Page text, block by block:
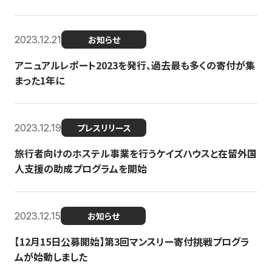
2023.12.21 お知らせ
アニュアルレポート2023を発行、過去最も多くの寄付が集
まった1年に
2023.12.19 プレスリリース
旅行者向けのホステル事業を行うケイズハウスと在留外国
人支援の助成プログラムを開始
2023.12.15 お知らせ
【12月15日公募開始】第3回マンスリー寄付挑戦プログラ
ムが始動しました